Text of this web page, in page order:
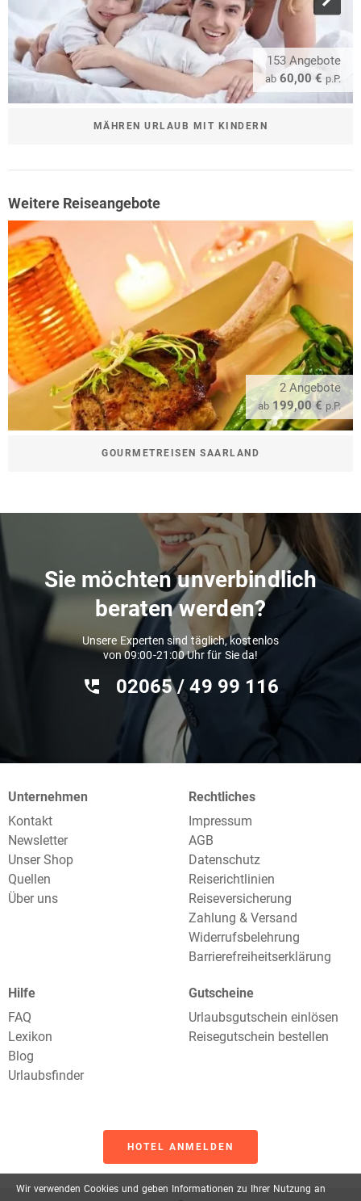
Wir verwenden Cookies und geben Informationen zu Ihrer Nutzung an
153 Angebote
ab 60,00 € p.P.
MÄHREN URLAUB MIT KINDERN
Weitere Reiseangebote
2 Angebote
ab 199,00 € p.P.
GOURMETREISEN SAARLAND
Sie möchten unverbindlich
beraten werden?
Unsere Experten sind täglich, kostenlos
von 09:00-21:00 Uhr für Sie da!
02065 / 49 ‌99 116
Unternehmen
Kontakt
Newsletter
Unser Shop
Quellen
Über uns
Rechtliches
Impressum
AGB
Datenschutz
Reiserichtlinien
Reiseversicherung
Zahlung & Versand
Widerrufsbelehrung
Barrierefreiheitserklärung
Hilfe
FAQ
Lexikon
Blog
Urlaubsfinder
Gutscheine
Urlaubsgutschein einlösen
Reisegutschein bestellen
HOTEL ANMELDEN